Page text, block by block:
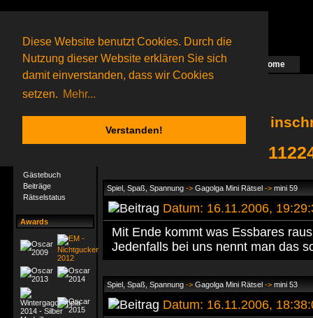
Diese Website benutzt Cookies. Durch die
Nutzung dieser Website erklären Sie sich
damit einverstanden, dass wir Cookies
setzen. Mehr...
Verstanden!
Das nächste Rätsel ist in Arbeit Home
15 Gagolganeronline(0 registrierte und 15 Gäste)
Gagolganer:
9732Rätsel online:
Gästebuch
Beiträge
Rätselstatus
Awards
inschra hat
Spiel, Spaß, Spannung -> Gagolga Mini Rätsel -> mini 59
Datum: 16.11.2006,
Mit Ende kommt was Essbares
Jedenfalls bei uns nennt man das
Spiel, Spaß, Spannung -> Gagolga Mini Rätsel -> mini 53
Datum: 16.11.2006,